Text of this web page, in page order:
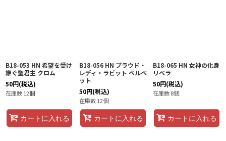
B18-053 HN 希望を受け
継ぐ聖君主 クロム
50円(税込)
在庫数 12個
カートに入れる
B18-056 HN プラウド・
レディ・ラビット ベルベ
ット
50円(税込)
在庫数 12個
カートに入れる
B18-065 HN 女神の化身
リベラ
50円(税込)
在庫数 8個
カートに入れる